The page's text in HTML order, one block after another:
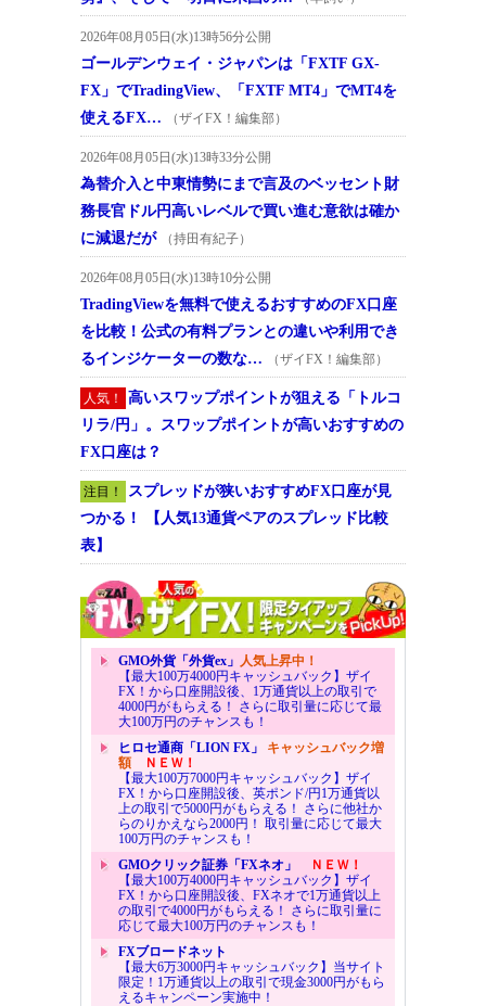
2026年08月05日(水)13時56分公開
ゴールデンウェイ・ジャパンは「FXTF GX-
FX」でTradingView、「FXTF MT4」でMT4を
使えるFX…
（ザイFX！編集部）
2026年08月05日(水)13時33分公開
為替介入と中東情勢にまで言及のベッセント財
務長官ドル円高いレベルで買い進む意欲は確か
に減退だが
（持田有紀子）
2026年08月05日(水)13時10分公開
TradingViewを無料で使えるおすすめのFX口座
を比較！公式の有料プランとの違いや利用でき
るインジケーターの数な…
（ザイFX！編集部）
人気！
高いスワップポイントが狙える「トルコ
リラ/円」。スワップポイントが高いおすすめの
FX口座は？
注目！
スプレッドが狭いおすすめFX口座が見
つかる！ 【人気13通貨ペアのスプレッド比較
表】
GMO外貨「外貨ex」 人気上昇中！
【最大100万4000円キャッシュバック】ザイ
FX！から口座開設後、1万通貨以上の取引で
4000円がもらえる！ さらに取引量に応じて最
大100万円のチャンスも！
ヒロセ通商「LION FX」 キャッシュバック増
額ＮＥＷ！
【最大100万7000円キャッシュバック】ザイ
FX！から口座開設後、英ポンド/円1万通貨以
上の取引で5000円がもらえる！ さらに他社か
らのりかえなら2000円！ 取引量に応じて最大
100万円のチャンスも！
GMOクリック証券「FXネオ」
ＮＥＷ！
【最大100万4000円キャッシュバック】ザイ
FX！から口座開設後、FXネオで1万通貨以上
の取引で4000円がもらえる！ さらに取引量に
応じて最大100万円のチャンスも！
FXブロードネット
【最大6万3000円キャッシュバック】当サイト
限定！1万通貨以上の取引で現金3000円がもら
えるキャンペーン実施中！